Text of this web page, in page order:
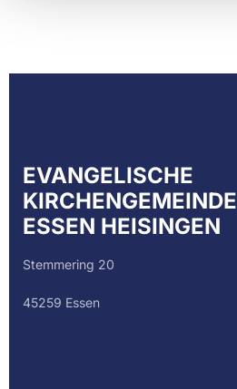
EVANGELISCHE
KIRCHENGEMEINDE
ESSEN HEISINGEN
Stemmering 20
45259 Essen